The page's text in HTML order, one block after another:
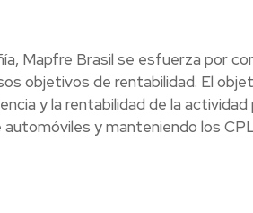
Mapfre Brasil se esfuerza por
objetivos de rentabilidad. El
y la rentabilidad de la
y manteniendo los